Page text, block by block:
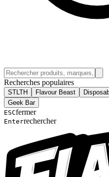
Recherches populaires
STLTH Flavour Beast
Geek Bar
ESCfermer
Enterrechercher